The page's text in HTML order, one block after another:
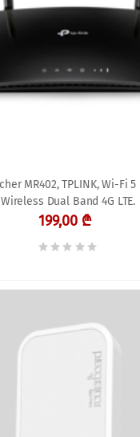
Wireless Dual Band 4G LTE.
199,00 ₾